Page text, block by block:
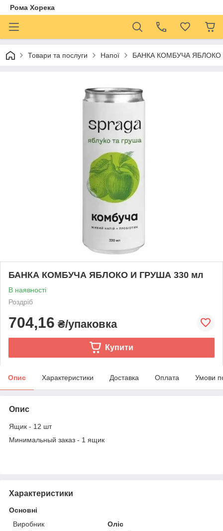
Рома Хорека
Товари та послуги Напої БАНКА КОМБУЧА ЯБЛОКО
БАНКА КОМБУЧА ЯБЛОКО И ГРУША 330 мл
В наявності
Роздріб
704,16 ₴/упаковка
Купити
Опис Характеристики Доставка Оплата Умови
Опис
Ящик - 12 шт
Минимальный заказ - 1 ящик
Характеристики
Основні
Виробник
Оліс